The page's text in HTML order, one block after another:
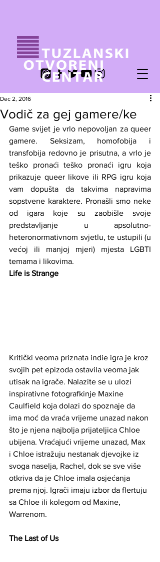
Vodič za gej gamere/ke
Dec 2, 2016
Game svijet je vrlo nepovoljan za queer
gamere. Seksizam, homofobija i
transfobija redovno je prisutna, a vrlo je
teško pronaći teško pronaći igru koja
prikazuje queer likove ili RPG igru koja
vam dopušta da takvima napravima
sopstvene karaktere. Pronašli smo neke
od igara koje su zaobišle svoje
predstavljanje u apsolutno-
heteronormativnom svjetlu, te ustupili (u
većoj ili manjoj mjeri) mjesta LGBTI
temama i likovima.
Life is Strange
Kritički veoma priznata indie igra je kroz
svojih pet epizoda ostavila veoma jak
utisak na igrače. Nalazite se u ulozi
inspirativne fotografkinje Maxine
Caulfield koja dolazi do spoznaje da
ima moć da vraća vrijeme unazad nakon
što je njena najbolja prijateljica Chloe
ubijena. Vraćajući vrijeme unazad, Max
i Chloe istražuju nestanak djevojke iz
svoga naselja, Rachel, dok se sve više
otkriva da je Chloe imala osjećanja
prema njoj. Igrači imaju izbor da flertuju
sa Chloe ili kolegom od Maxine,
Warrenom.
The Last of Us